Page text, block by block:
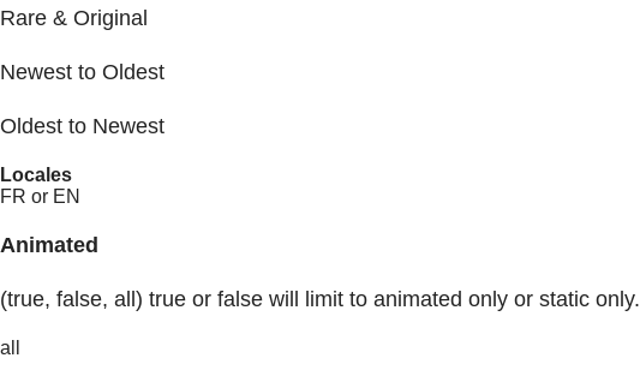
Rare & Original
Newest to Oldest
Oldest to Newest
Locales
FR or EN
Animated
(true, false, all) true or false will limit to animated only or static only.
all